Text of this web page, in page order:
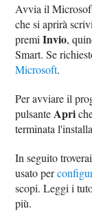
Avvia il
che si aprirà
premiInvio,
Smart. Se
Microsoft.
Per avviare il
pulsante Apri
terminata
In seguito
usato per
scopi. Leggi i
più.